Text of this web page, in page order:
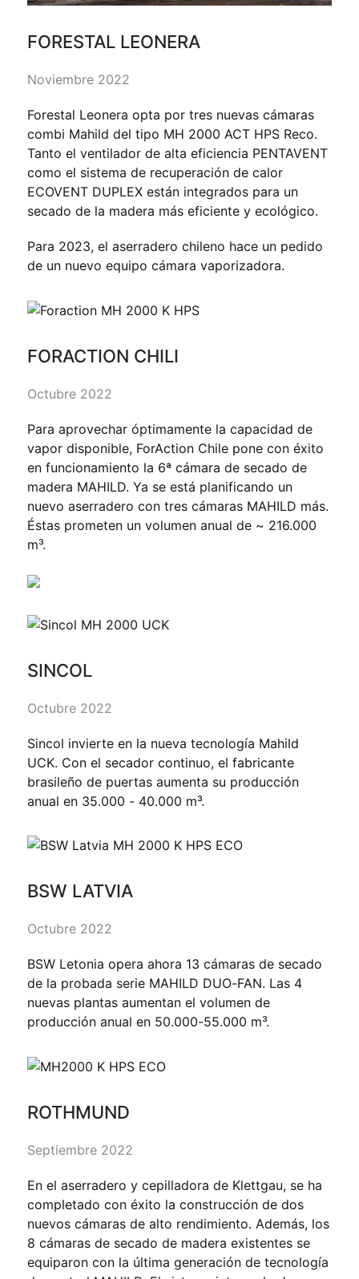
FORESTAL LEONERA
Noviembre 2022
Forestal Leonera opta por tres nuevas cámaras
combi Mahild del tipo MH 2000 ACT HPS Reco.
Tanto el ventilador de alta eficiencia PENTAVENT
como el sistema de recuperación de calor
ECOVENT DUPLEX están integrados para un
secado de la madera más eficiente y ecológico.
Para 2023, el aserradero chileno hace un pedido
de un nuevo equipo cámara vaporizadora.
FORACTION CHILI
Octubre 2022
Para aprovechar óptimamente la capacidad de
vapor disponible, ForAction Chile pone con éxito
en funcionamiento la 6ª cámara de secado de
madera MAHILD. Ya se está planificando un
nuevo aserradero con tres cámaras MAHILD más.
Éstas prometen un volumen anual de ~ 216.000
m³.
SINCOL
Octubre 2022
Sincol invierte en la nueva tecnología Mahild
UCK. Con el secador continuo, el fabricante
brasileño de puertas aumenta su producción
anual en 35.000 - 40.000 m³.
BSW LATVIA
Octubre 2022
BSW Letonia opera ahora 13 cámaras de secado
de la probada serie MAHILD DUO-FAN. Las 4
nuevas plantas aumentan el volumen de
producción anual en 50.000-55.000 m³.
ROTHMUND
Septiembre 2022
En el aserradero y cepilladora de Klettgau, se ha
completado con éxito la construcción de dos
nuevos cámaras de alto rendimiento. Además, los
8 cámaras de secado de madera existentes se
equiparon con la última generación de tecnología